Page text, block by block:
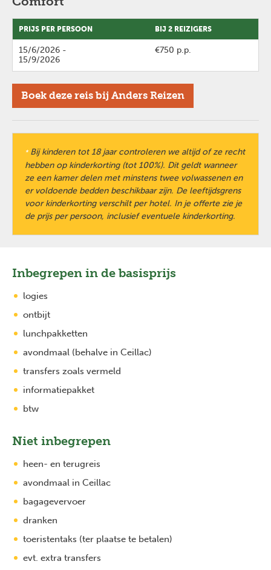
PRIJS PER PERSOON BIJ 2 REIZIGERS
15/6/2026 -
15/9/2026
€750 p.p.
Boek deze reis bij Anders Reizen
*Bij kinderen tot 18 jaar controleren we altijd of ze recht
hebben op kinderkorting (tot 100%). Dit geldt wanneer
ze een kamer delen met minstens twee volwassenen en
er voldoende bedden beschikbaar zijn. De leeftijdsgrens
voor kinderkorting verschilt per hotel. In je offerte zie je
de prijs per persoon, inclusief eventuele kinderkorting.
Inbegrepen in de basisprijs
logies
ontbijt
lunchpakketten
avondmaal (behalve in Ceillac)
transfers zoals vermeld
informatiepakket
btw
Niet inbegrepen
heen- en terugreis
avondmaal in Ceillac
bagagevervoer
dranken
toeristentaks (ter plaatse te betalen)
evt. extra transfers
Previous